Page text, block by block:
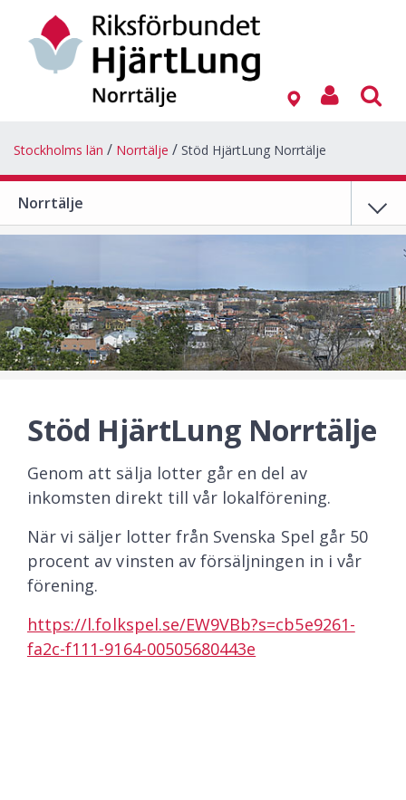
Stockholms län Norrtälje Stöd HjärtLung Norrtälje
Norrtälje
Stöd HjärtLung Norrtälje
Genom att sälja lotter går en del av
inkomsten direkt till vår lokalförening.
När vi säljer lotter från Svenska Spel går 50
procent av vinsten av försäljningen in i vår
förening.
https://l.folkspel.se/EW9VBb?s=cb5e9261-
fa2c-f111-9164-00505680443e